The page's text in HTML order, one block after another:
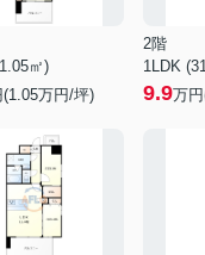
㎡)
(1.05万円/坪)
2階
1LDK
9.9万